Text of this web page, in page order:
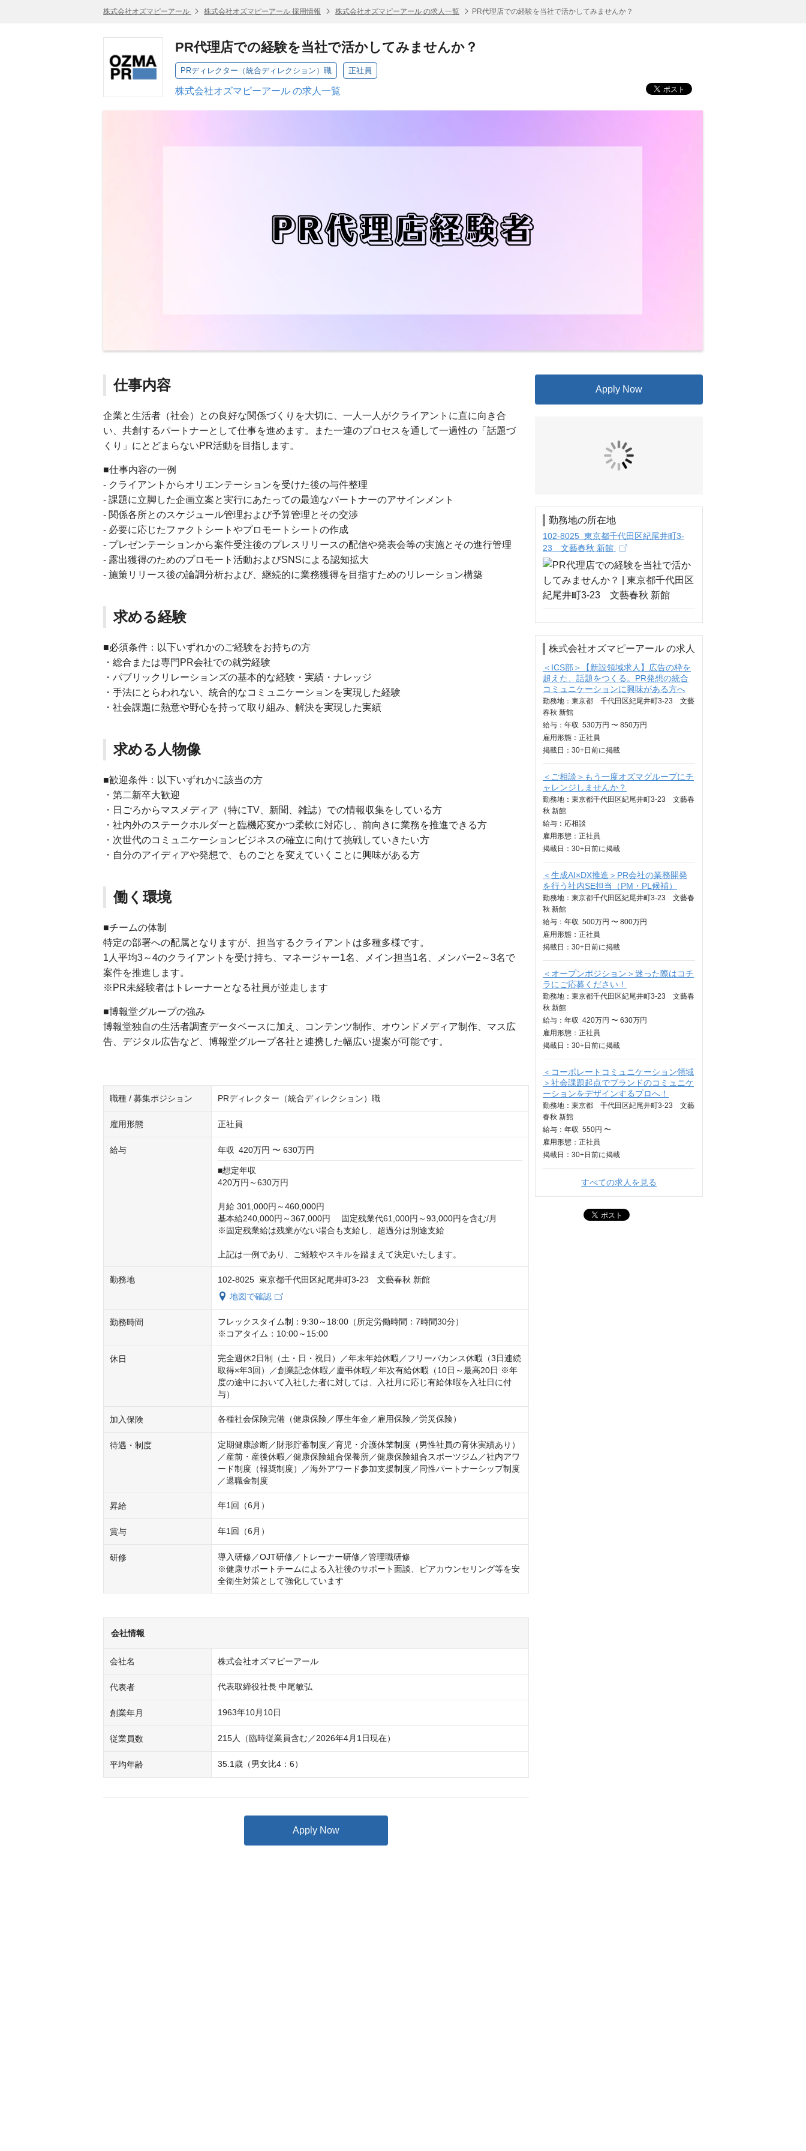
株式会社オズマピーアール 株式会社オズマピーアール 採用情報 株式会社オズマピーアール の求人一覧 PR代理店での経験を当社で活かしてみませんか？
PR代理店での経験を当社で活かしてみませんか？
PRディレクター（統合ディレクション）職 正社員
株式会社オズマピーアール の求人一覧
仕事内容
企業と生活者（社会）との良好な関係づくりを大切に、一人一人がクライアントに直に向き合
い、共創するパートナーとして仕事を進めます。また一連のプロセスを通して一過性の「話題づ
くり」にとどまらないPR活動を目指します。
■仕事内容の一例
- クライアントからオリエンテーションを受けた後の与件整理
- 課題に立脚した企画立案と実行にあたっての最適なパートナーのアサインメント
- 関係各所とのスケジュール管理および予算管理とその交渉
- 必要に応じたファクトシートやプロモートシートの作成
- プレゼンテーションから案件受注後のプレスリリースの配信や発表会等の実施とその進行管理
- 露出獲得のためのプロモート活動およびSNSによる認知拡大
- 施策リリース後の論調分析および、継続的に業務獲得を目指すためのリレーション構築
求める経験
■必須条件：以下いずれかのご経験をお持ちの方
・総合または専門PR会社での就労経験
・パブリックリレーションズの基本的な経験・実績・ナレッジ
・手法にとらわれない、統合的なコミュニケーションを実現した経験
・社会課題に熱意や野心を持って取り組み、解決を実現した実績
求める人物像
■歓迎条件：以下いずれかに該当の方
・第二新卒大歓迎
・日ごろからマスメディア（特にTV、新聞、雑誌）での情報収集をしている方
・社内外のステークホルダーと臨機応変かつ柔軟に対応し、前向きに業務を推進できる方
・次世代のコミュニケーションビジネスの確立に向けて挑戦していきたい方
・自分のアイディアや発想で、ものごとを変えていくことに興味がある方
働く環境
■チームの体制
特定の部署への配属となりますが、担当するクライアントは多種多様です。
1人平均3～4のクライアントを受け持ち、マネージャー1名、メイン担当1名、メンバー2～3名で
案件を推進します。
※PR未経験者はトレーナーとなる社員が並走します
■博報堂グループの強み
博報堂独自の生活者調査データベースに加え、コンテンツ制作、オウンドメディア制作、マス広
告、デジタル広告など、博報堂グループ各社と連携した幅広い提案が可能です。
職種 / 募集ポジション PRディレクター（統合ディレクション）職
雇用形態 正社員
給与 年収 420万円 〜 630万円
■想定年収
420万円～630万円
月給 301,000円～460,000円
基本給240,000円～367,000円　 固定残業代61,000円～93,000円を含む/月
※固定残業給は残業がない場合も支給し、超過分は別途支給
上記は一例であり、ご経験やスキルを踏まえて決定いたします。
勤務地
102-8025 東京都千代田区紀尾井町3-23 文藝春秋 新館
地図で確認
勤務時間
フレックスタイム制：9:30～18:00（所定労働時間：7時間30分）
※コアタイム：10:00～15:00
休日
完全週休2日制（土・日・祝日）／年末年始休暇／フリーバカンス休暇（3日連続
取得×年3回）／創業記念休暇／慶弔休暇／年次有給休暇（10日～最高20日 ※年
度の途中において入社した者に対しては、入社月に応じ有給休暇を入社日に付
与）
加入保険 各種社会保険完備（健康保険／厚生年金／雇用保険／労災保険）
待遇・制度
定期健康診断／財形貯蓄制度／育児・介護休業制度（男性社員の育休実績あり）
／産前・産後休暇／健康保険組合保養所／健康保険組合スポーツジム／社内アワ
ード制度（報奨制度）／海外アワード参加支援制度／同性パートナーシップ制度
／退職金制度
昇給 年1回（6月）
賞与 年1回（6月）
研修
導入研修／OJT研修／トレーナー研修／管理職研修
※健康サポートチームによる入社後のサポート面談、ピアカウンセリング等を安
全衛生対策として強化しています
会社情報
会社名 株式会社オズマピーアール
代表者 代表取締役社長 中尾敏弘
創業年月 1963年10月10日
従業員数 215人（臨時従業員含む／2026年4月1日現在）
平均年齢 35.1歳（男女比4：6）
Apply Now
Apply Now
勤務地の所在地
102-8025 東京都千代田区紀尾井町3-
23 文藝春秋 新館
株式会社オズマピーアール の求人
＜ICS部＞【新設領域求人】広告の枠を
超えた、話題をつくる。PR発想の統合
コミュニケーションに興味がある方へ
勤務地：東京都 千代田区紀尾井町3-23 文藝
春秋 新館
給与： 年収 530万円 〜 850万円
雇用形態：正社員
掲載日： 30+日 前に掲載
＜ご相談＞もう一度オズマグループにチ
ャレンジしませんか？
勤務地：東京都千代田区紀尾井町3-23 文藝春
秋 新館
給与： 応相談
雇用形態：正社員
掲載日： 30+日 前に掲載
＜生成AI×DX推進＞PR会社の業務開発
を行う社内SE担当（PM・PL候補）
勤務地：東京都千代田区紀尾井町3-23 文藝春
秋 新館
給与： 年収 500万円 〜 800万円
雇用形態：正社員
掲載日： 30+日 前に掲載
＜オープンポジション＞迷った際はコチ
ラにご応募ください！
勤務地：東京都千代田区紀尾井町3-23 文藝春
秋 新館
給与： 年収 420万円 〜 630万円
雇用形態：正社員
掲載日： 30+日 前に掲載
＜コーポレートコミュニケーション領域
＞社会課題起点でブランドのコミュニケ
ーションをデザインするプロへ！
勤務地：東京都 千代田区紀尾井町3-23 文藝
春秋 新館
給与： 年収 550円 〜
雇用形態：正社員
掲載日： 30+日 前に掲載
すべての求人を見る